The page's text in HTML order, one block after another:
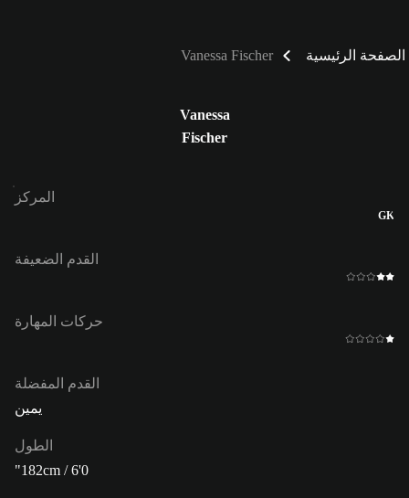
الصفحة الرئيسية Vanessa Fischer
Vanessa
Fischer
المركز
GK
القدم الضعيفة
حركات المهارة
القدم المفضلة
يمين
الطول
182cm / 6'0"